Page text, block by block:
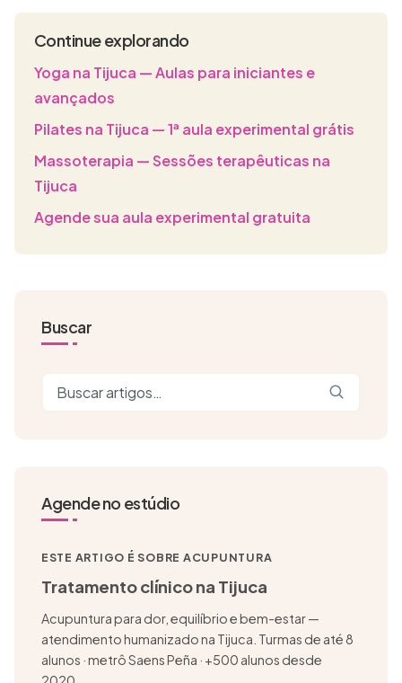
Continue explorando
Yoga na Tijuca — Aulas para iniciantes e
avançados
Pilates na Tijuca — 1ª aula experimental grátis
Massoterapia — Sessões terapêuticas na
Tijuca
Agende sua aula experimental gratuita
Buscar
Agende no estúdio
ESTE ARTIGO É SOBRE ACUPUNTURA
Tratamento clínico na Tijuca
Acupuntura para dor, equilíbrio e bem-estar —
atendimento humanizado na Tijuca. Turmas de até 8
alunos · metrô Saens Peña · +500 alunos desde